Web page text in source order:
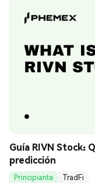
Guía RIVN Stock:
predicción
Principiante
TradFi